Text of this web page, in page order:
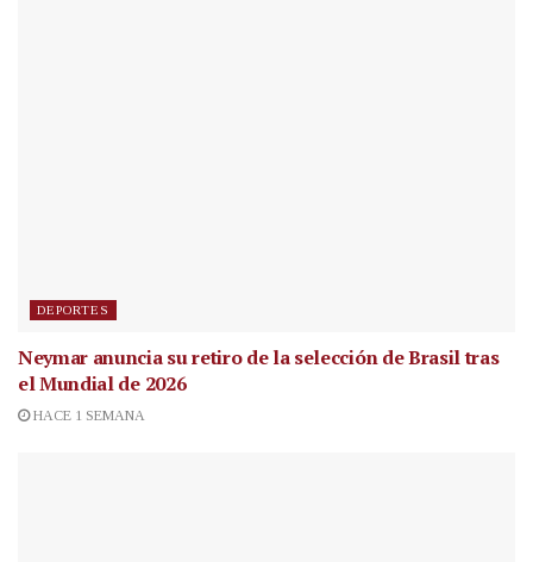
DEPORTES
Neymar anuncia su retiro de la selección de Brasil tras
el Mundial de 2026
HACE 1 SEMANA